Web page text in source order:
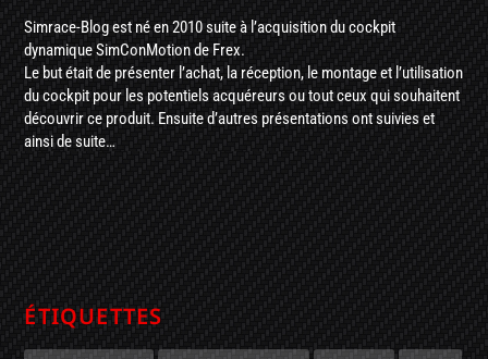
Simrace-Blog est né en 2010 suite à l’acquisition du cockpit
dynamique SimConMotion de Frex.
Le but était de présenter l’achat, la réception, le montage et l’utilisation
du cockpit pour les potentiels acquéreurs ou tout ceux qui souhaitent
découvrir ce produit. Ensuite d’autres présentations ont suivies et
ainsi de suite…
ÉTIQUETTES